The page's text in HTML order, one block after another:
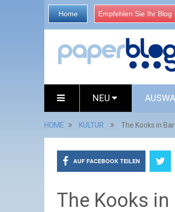
Home Empfehlen Sie Ihr Blog
NEU
HOME KULTUR The Kooks in
AUF FACEBOOK TEILEN
The Kooks